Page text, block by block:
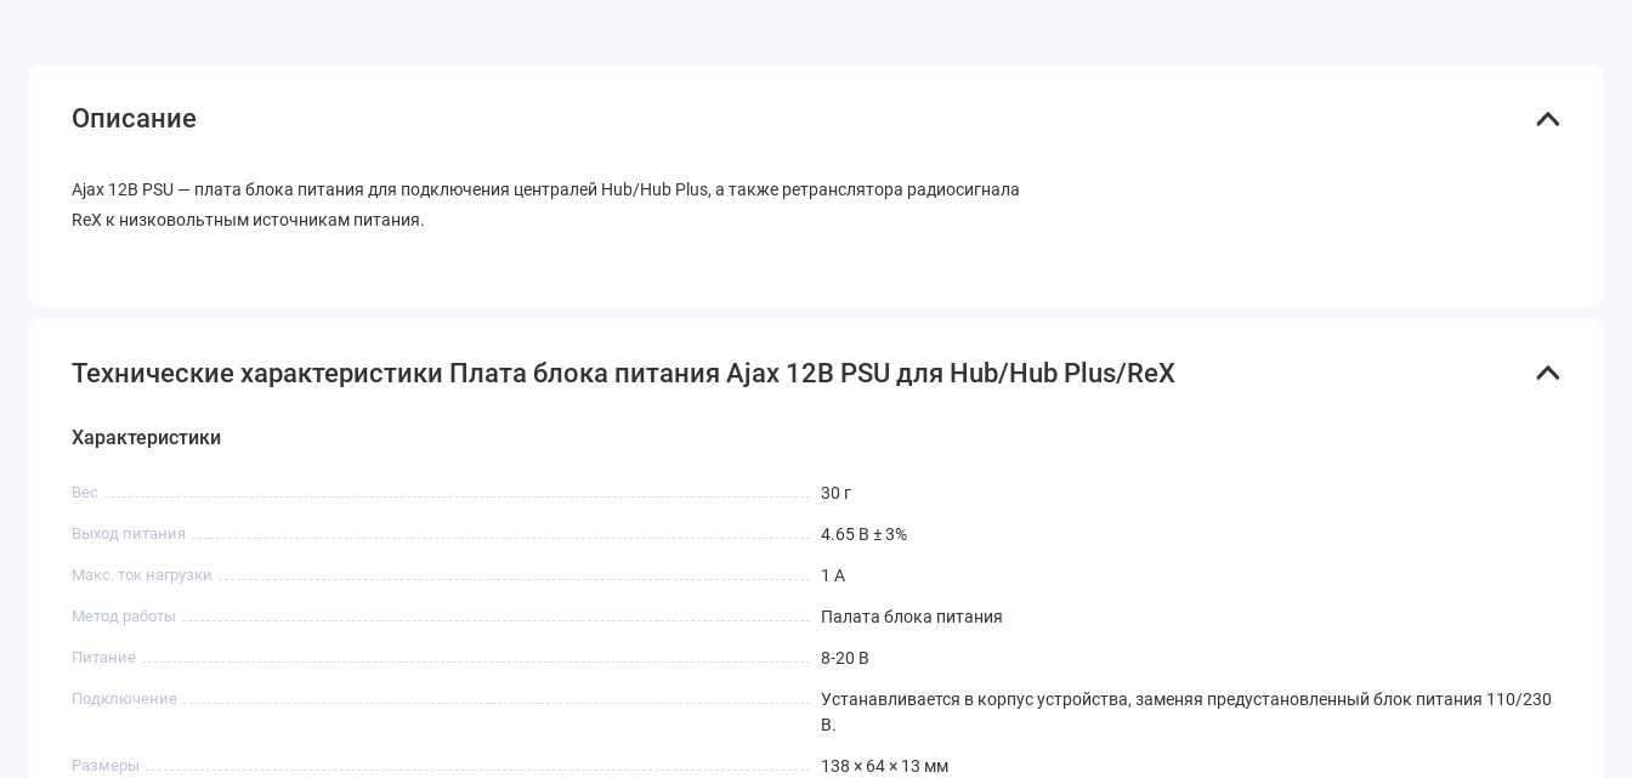
Описание
Ajax 12В PSU — плата блока питания для подключения централей Hub/Hub Plus, а также ретранслятора радиосигнала
ReX к низковольтным источникам питания.
Технические характеристики Плата блока питания Ajax 12В PSU для Hub/Hub Plus/ReX
Характеристики
Вес 30 г
Выход питания 4.65 В ± 3%
Макс. ток нагрузки 1 А
Метод работы Палата блока питания
Питание 8-20 В
Подключение
Устанавливается в корпус устройства, заменяя предустановленный блок питания 110/230
В.
Размеры 138 × 64 × 13 мм